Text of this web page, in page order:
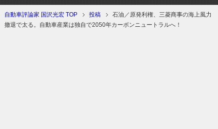
自動車評論家 国沢光宏 TOP 投稿
石油／原発利権、三菱商事の海上風力
撤退で太る。自動車産業は独自で2050年カーボンニュートラルへ！